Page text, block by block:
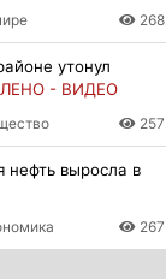
268
утонул
- ВИДЕО
257
нефть выросла в
267